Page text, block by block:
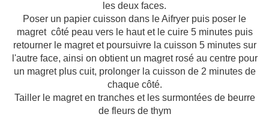
les deux faces.
Poser un papier cuisson dans le Aifryer puis poser le
magret côté peau vers le haut et le cuire 5 minutes puis
retourner le magret et poursuivre la cuisson 5 minutes sur
l'autre face, ainsi on obtient un magret rosé au centre pour
un magret plus cuit, prolonger la cuisson de 2 minutes de
chaque côté.
Tailler le magret en tranches et les surmontées de beurre
de fleurs de thym